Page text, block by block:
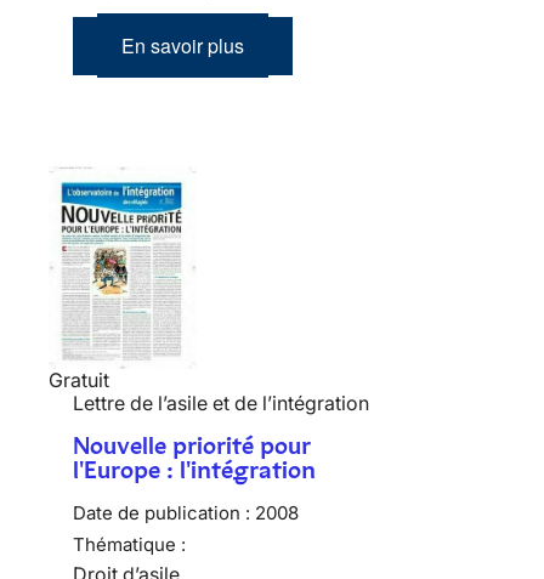
En savoir plus
Gratuit
Lettre de l’asile et de l’intégration
Nouvelle priorité pour
l'Europe : l'intégration
Date de publication : 2008
Thématique :